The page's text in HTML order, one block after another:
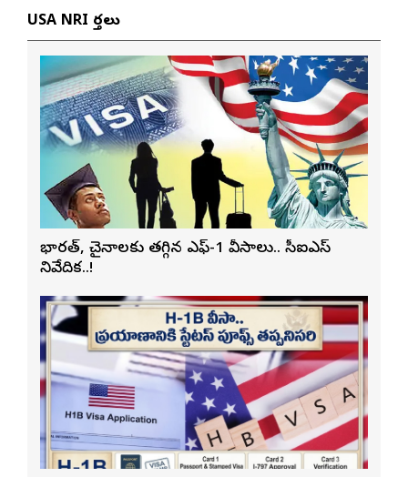
USA NRI వార్తలు
భారత్, చైనాలకు తగ్గిన ఎఫ్-1 వీసాలు.. సీఐఎస్
నివేదిక..!